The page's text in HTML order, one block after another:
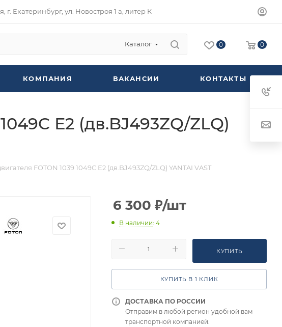
г. Екатеринбург, ул. Новостроя 1 а, литер К
Каталог 0 0
КОМПАНИЯ ВАКАНСИИ КОНТАКТЫ
Е2 (дв.BJ493ZQ/ZLQ)
FOTON 1039 1049C Е2 (дв.BJ493ZQ/ZLQ) YANTAI VAST
6 300 ₽/шт
В наличии: 4
КУПИТЬ
КУПИТЬ В 1 КЛИК
ДОСТАВКА ПО РОССИИ
Отправим в любой регион удобной вам
транспортной компанией.